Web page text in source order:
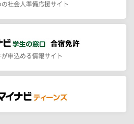
の社会人準備応援サイト
申込める情報サイト